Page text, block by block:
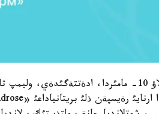
القئزئل الاؤ 10- مامئردا،